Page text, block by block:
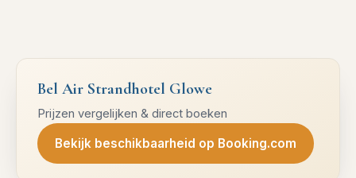
Bel Air Strandhotel Glowe
Prijzen vergelijken & direct boeken
Bekijk beschikbaarheid op Booking.com